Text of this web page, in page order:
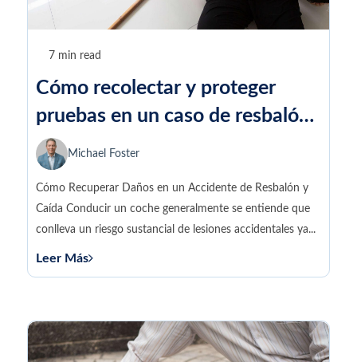
7 min read
Cómo recolectar y proteger
pruebas en un caso de resbalón
y caídaMichael Foster
Cómo Recuperar Daños en un Accidente de Resbalón y
Caída Conducir un coche generalmente se entiende que
conlleva un riesgo sustancial de lesiones accidentales ya...
Leer Más